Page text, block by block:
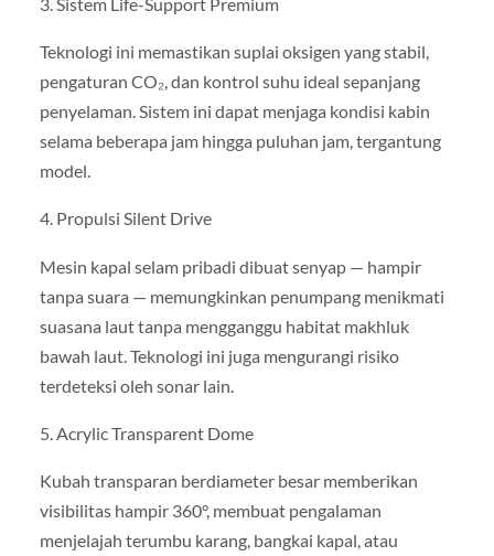
Teknologi ini memastikan suplai oksigen yang stabil,
pengaturan CO₂, dan kontrol suhu ideal sepanjang
penyelaman. Sistem ini dapat menjaga kondisi kabin
selama beberapa jam hingga puluhan jam, tergantung
model.
4. Propulsi Silent Drive
Mesin kapal selam pribadi dibuat senyap — hampir
tanpa suara — memungkinkan penumpang menikmati
suasana laut tanpa mengganggu habitat makhluk
bawah laut. Teknologi ini juga mengurangi risiko
terdeteksi oleh sonar lain.
5. Acrylic Transparent Dome
Kubah transparan berdiameter besar memberikan
visibilitas hampir 360°, membuat pengalaman
menjelajah terumbu karang, bangkai kapal, atau